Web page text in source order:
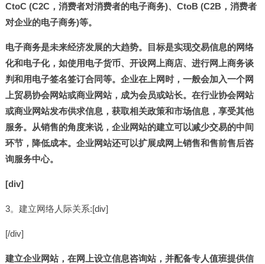
CtoC (C2C，消费者对消费者的电子商务)、CtoB (C2B，消费者
对企业的电子商务)等。
电子商务是未来经济发展的大趋势。目标是实现交易信息的网络
化和电子化，如使用电子货币、开设网上商店、进行网上商务谈
判和用电子签名签订合同等。企业在上网时，一般会加入一个网
上贸易协会网站或商业网站，成为会员或站长。在行业协会网站
或商业网站发布供求信息，获取相关政策和市场信息，享受其他
服务。从销售的角度来说，企业网站的建立可以减少交易的中间
环节，降低成本。企业网站还可以扩展成网上销售和售前售后咨
询服务中心。
[div]
3。建立网络人际关系:[div]
[/div]
建立企业网站，在网上设立信息咨询站，并配备专人值班提供信